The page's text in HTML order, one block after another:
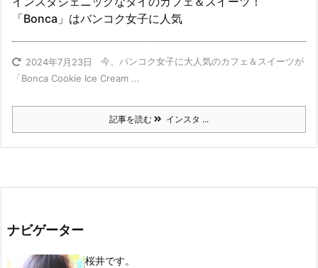
「Bonca」はバンコク女子に人気
2024年7月23日
今、バンコク女子に大人気のカフェ＆スイーツが
「Bonca Cookie Ice Cream ...
記事を読む インスタ ...
ナビゲーター
桜井です。